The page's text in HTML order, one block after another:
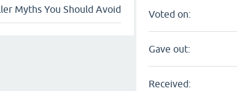
Myths You Should Avoid Voted on:
Gave out:
Received: